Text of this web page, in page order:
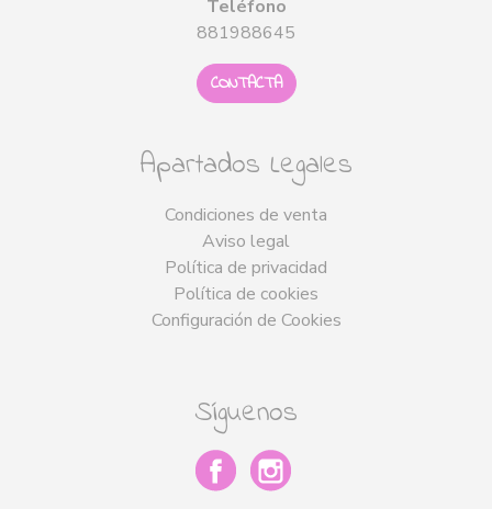
Teléfono
881988645
CONTACTA
Apartados Legales
Condiciones de venta
Aviso legal
Política de privacidad
Política de cookies
Configuración de Cookies
Síguenos